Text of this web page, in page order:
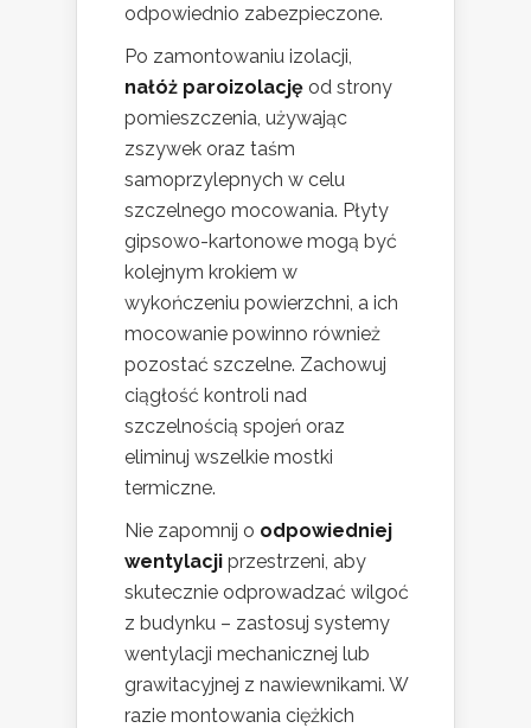
odpowiednio zabezpieczone.
Po zamontowaniu izolacji,
nałóż paroizolację od strony
pomieszczenia, używając
zszywek oraz taśm
samoprzylepnych w celu
szczelnego mocowania. Płyty
gipsowo-kartonowe mogą być
kolejnym krokiem w
wykończeniu powierzchni, a ich
mocowanie powinno również
pozostać szczelne. Zachowuj
ciągłość kontroli nad
szczelnością spojeń oraz
eliminuj wszelkie mostki
termiczne.
Nie zapomnij o odpowiedniej
wentylacji przestrzeni, aby
skutecznie odprowadzać wilgoć
z budynku – zastosuj systemy
wentylacji mechanicznej lub
grawitacyjnej z nawiewnikami. W
razie montowania ciężkich